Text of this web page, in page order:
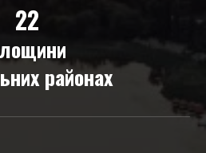
22
районах